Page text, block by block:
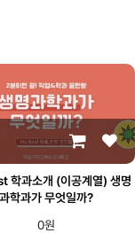
학과소개 (이공계열) 생명
과학과가 무엇일까?
0원